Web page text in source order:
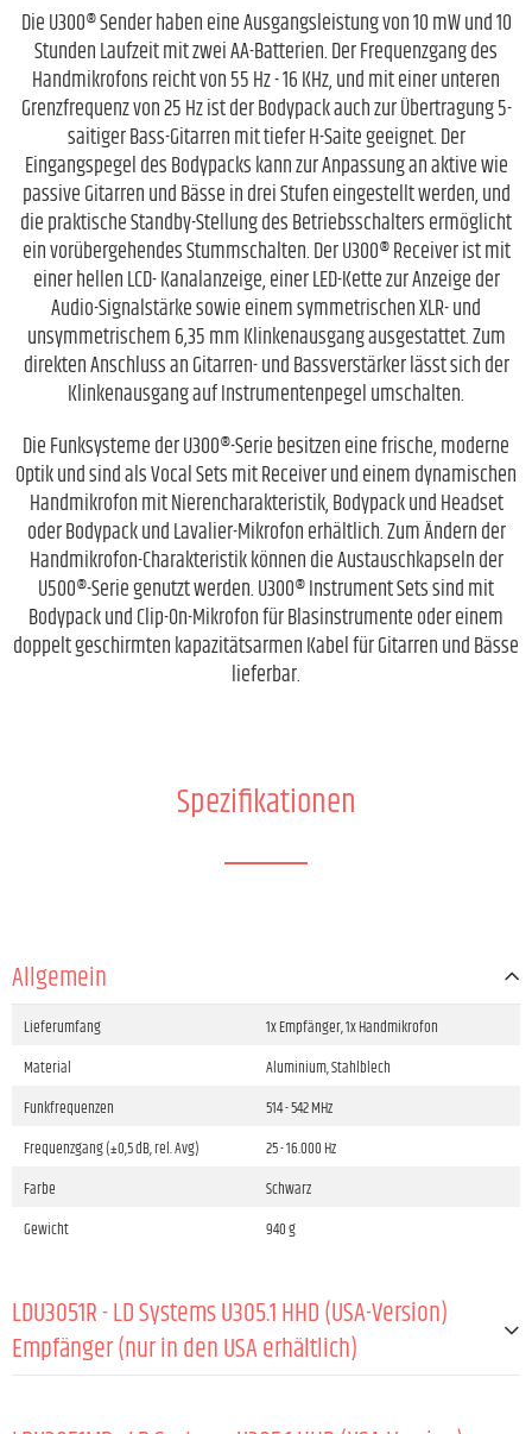
Die U300® Sender haben eine Ausgangsleistung von 10 mW und 10
Stunden Laufzeit mit zwei AA-Batterien. Der Frequenzgang des
Handmikrofons reicht von 55 Hz - 16 KHz, und mit einer unteren
Grenzfrequenz von 25 Hz ist der Bodypack auch zur Übertragung 5-
saitiger Bass-Gitarren mit tiefer H-Saite geeignet. Der
Eingangspegel des Bodypacks kann zur Anpassung an aktive wie
passive Gitarren und Bässe in drei Stufen eingestellt werden, und
die praktische Standby-Stellung des Betriebsschalters ermöglicht
ein vorübergehendes Stummschalten. Der U300® Receiver ist mit
einer hellen LCD- Kanalanzeige, einer LED-Kette zur Anzeige der
Audio-Signalstärke sowie einem symmetrischen XLR- und
unsymmetrischem 6,35 mm Klinkenausgang ausgestattet. Zum
direkten Anschluss an Gitarren- und Bassverstärker lässt sich der
Klinkenausgang auf Instrumentenpegel umschalten.
Die Funksysteme der U300®-Serie besitzen eine frische, moderne
Optik und sind als Vocal Sets mit Receiver und einem dynamischen
Handmikrofon mit Nierencharakteristik, Bodypack und Headset
oder Bodypack und Lavalier-Mikrofon erhältlich. Zum Ändern der
Handmikrofon-Charakteristik können die Austauschkapseln der
U500®-Serie genutzt werden. U300® Instrument Sets sind mit
Bodypack und Clip-On-Mikrofon für Blasinstrumente oder einem
doppelt geschirmten kapazitätsarmen Kabel für Gitarren und Bässe
lieferbar.
Spezifikationen
Allgemein
Lieferumfang
1x Empfänger, 1x Handmikrofon
Material
Aluminium, Stahlblech
Funkfrequenzen
514 - 542 MHz
Frequenzgang (±0,5 dB, rel. Avg)
25 - 16.000 Hz
Farbe
Schwarz
Gewicht
940 g
LDU3051R - LD Systems U305.1 HHD (USA-Version)
Empfänger (nur in den USA erhältlich)